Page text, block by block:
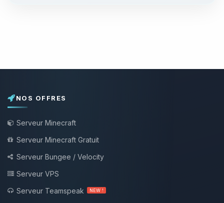
NOS OFFRES
Serveur Minecraft
Serveur Minecraft Gratuit
Serveur Bungee / Velocity
Serveur VPS
Serveur Teamspeak
NEW !